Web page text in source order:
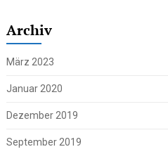
Archiv
März 2023
Januar 2020
Dezember 2019
September 2019